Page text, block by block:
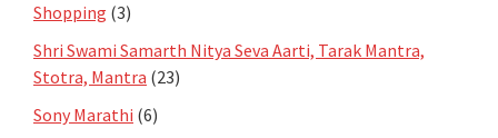
Shopping (3)
Shri Swami Samarth Nitya Seva Aarti, Tarak Mantra,
Stotra, Mantra (23)
Sony Marathi (6)